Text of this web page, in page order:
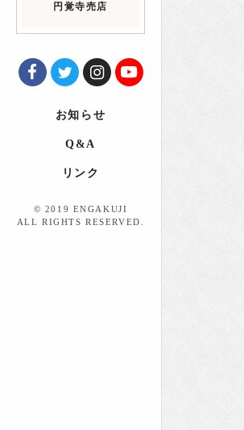
円覚寺売店
お知らせ
Q&A
リンク
© 2019 ENGAKUJI
ALL RIGHTS RESERVED.